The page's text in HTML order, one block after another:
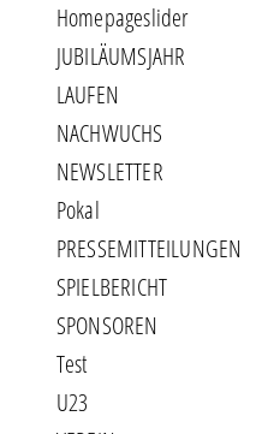
Homepageslider
JUBILÄUMSJAHR
LAUFEN
NACHWUCHS
NEWSLETTER
Pokal
PRESSEMITTEILUNGEN
SPIELBERICHT
SPONSOREN
Test
U23